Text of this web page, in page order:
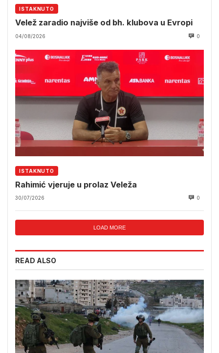
ISTAKNUTO
Velež zaradio najviše od bh. klubova u Evropi
04/08/2026 0
ISTAKNUTO
Rahimić vjeruje u prolaz Veleža
30/07/2026 0
LOAD MORE
READ ALSO